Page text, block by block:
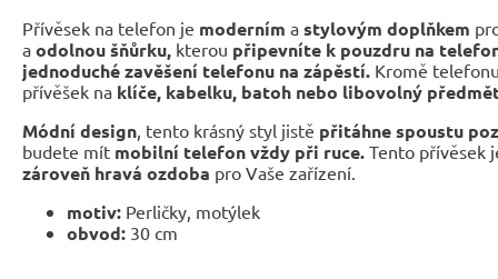
Přívěsek na telefon je moderním a stylovým doplňkem
a odolnou šňůrku, kterou připevníte k pouzdru na
jednoduché zavěšení telefonu na zápěstí. Kromě
přívěšek na klíče, kabelku, batoh nebo libovolný
Módní design , tento krásný styl jistě přitáhne spoustu
budete mít mobilní telefon vždy při ruce. Tento přívěsek
zároveň hravá ozdoba pro Vaše zařízení.
motiv: Perličky, motýlek
obvod: 30 cm